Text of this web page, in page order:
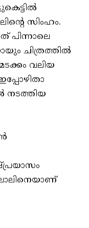
സിംഹം.
പിന്നാലെ
ചിത്രത്തിൽ
വലിയ
നടത്തിയ